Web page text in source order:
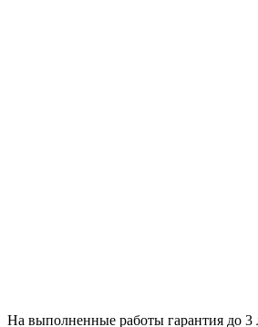
На выполненные работы гарантия до 3